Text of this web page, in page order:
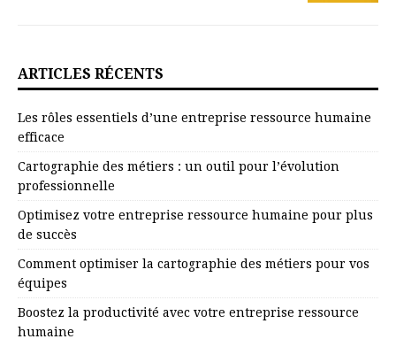
ARTICLES RÉCENTS
Les rôles essentiels d’une entreprise ressource humaine
efficace
Cartographie des métiers : un outil pour l’évolution
professionnelle
Optimisez votre entreprise ressource humaine pour plus
de succès
Comment optimiser la cartographie des métiers pour vos
équipes
Boostez la productivité avec votre entreprise ressource
humaine